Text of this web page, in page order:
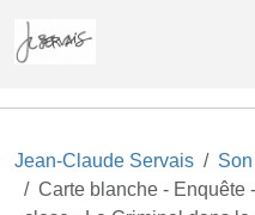
Jean-Claude Servais
Carte blanche - Enquête